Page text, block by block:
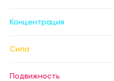
Концентрация
Сила
Подвижность